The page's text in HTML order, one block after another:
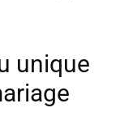
unique